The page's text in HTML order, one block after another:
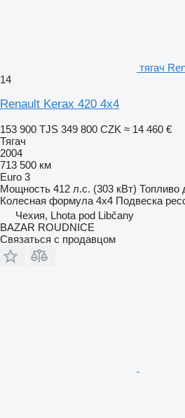
тягач
14
Renault Kerax 420 4x4
153 900 TJS 349 800 CZK ≈ 14 460 €
Тягач
2004
713 500 км
Euro 3
Мощность 412 л.с. (303 кВт) Топливо
Колесная формула 4x4 Подвеска
Чехия, Lhota pod Libčany
BAZAR ROUDNICE
Связаться с продавцом